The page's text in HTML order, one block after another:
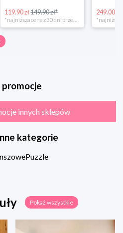
119.90 zł149.90 zł*
*najniższa cena z 30 dni przed obniżką
249.00 zł
promocje
innych sklepów
kategorie
Puzzle
Pokaż wszystkie